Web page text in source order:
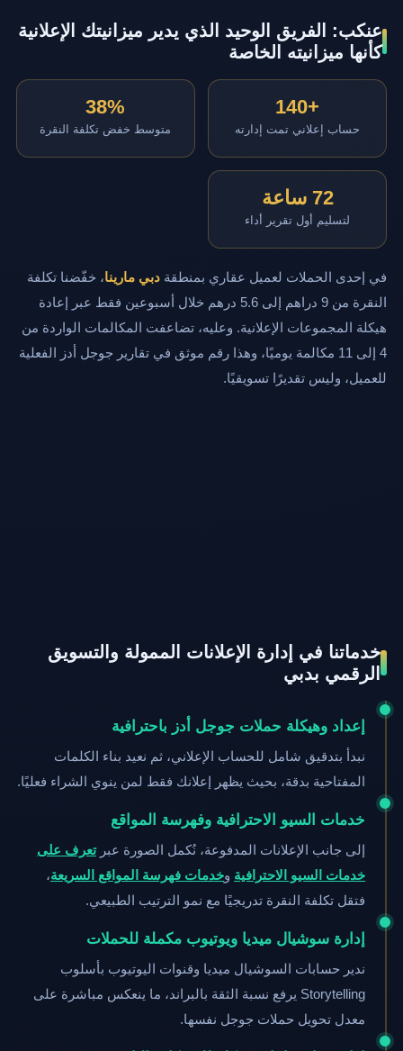
عنكب: الفريق الوحيد الذي يدير ميزانيتك الإعلانية
كأنها ميزانيته الخاصة
+140
حساب إعلاني تمت إدارته
38%
متوسط خفض تكلفة النقرة
72 ساعة
لتسليم أول تقرير أداء
في إحدى الحملات لعميل عقاري بمنطقة دبي مارينا، خفّضنا تكلفة
النقرة من 9 دراهم إلى 5.6 درهم خلال أسبوعين فقط عبر إعادة
هيكلة المجموعات الإعلانية. وعليه، تضاعفت المكالمات الواردة من
4 إلى 11 مكالمة يوميًا، وهذا رقم موثق في تقارير جوجل أدز الفعلية
للعميل، وليس تقديرًا تسويقيًا.
خدماتنا في إدارة الإعلانات الممولة والتسويق
الرقمي بدبي
إعداد وهيكلة حملات جوجل أدز باحترافية
نبدأ بتدقيق شامل للحساب الإعلاني، ثم نعيد بناء الكلمات
المفتاحية بدقة، بحيث يظهر إعلانك فقط لمن ينوي الشراء فعليًا.
خدمات السيو الاحترافية وفهرسة المواقع
إلى جانب الإعلانات المدفوعة، نُكمل الصورة عبرتعرف على
خدمات السيو الاحترافية وخدمات فهرسة المواقع السريعة،
فتقل تكلفة النقرة تدريجيًا مع نمو الترتيب الطبيعي.
إدارة سوشيال ميديا ويوتيوب مكملة للحملات
ندير حسابات السوشيال ميديا وقنوات اليوتيوب بأسلوب
Storytelling يرفع نسبة الثقة بالبراند، ما ينعكس مباشرة على
معدل تحويل حملات جوجل نفسها.